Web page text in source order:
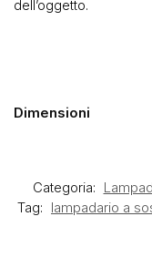
dell’oggetto.
Dimensioni
Categoria:
Tag: lampadario a